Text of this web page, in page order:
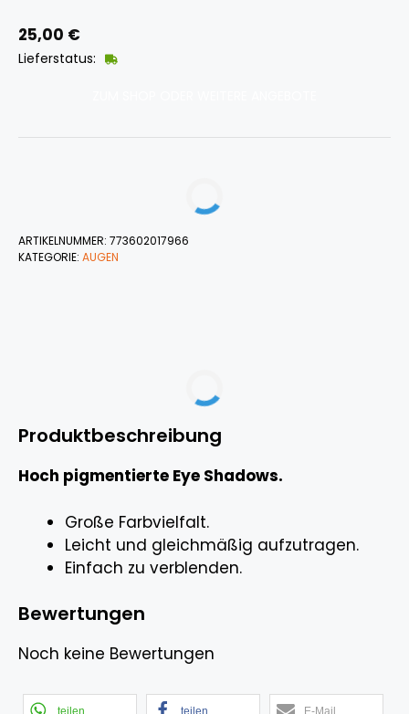
25,00 €
Lieferstatus:
ARTIKELNUMMER: 773602017966
KATEGORIE: AUGEN
Produktbeschreibung
Hoch pigmentierte Eye Shadows.
Große Farbvielfalt.
Leicht und gleichmäßig aufzutragen.
Einfach zu verblenden.
Bewertungen
Noch keine Bewertungen
teilen teilen E-Mail